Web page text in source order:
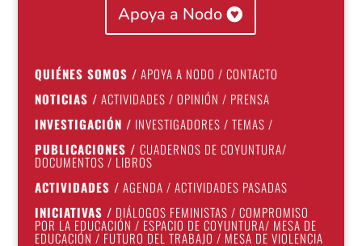
Apoya a Nodo
QUIÉNES SOMOS / APOYA A NODO / CONTACTO
NOTICIAS / ACTIVIDADES / OPINIÓN / PRENSA
INVESTIGACIÓN / INVESTIGADORES / TEMAS /
PUBLICACIONES / CUADERNOS DE COYUNTURA/
DOCUMENTOS / LIBROS
ACTIVIDADES / AGENDA / ACTIVIDADES PASADAS
INICIATIVAS / DIÁLOGOS FEMINISTAS / COMPROMISO
POR LA EDUCACIÓN / ESPACIO DE COYUNTURA/ MESA DE
EDUCACIÓN / FUTURO DEL TRABAJO / MESA DE VIOLENCIA